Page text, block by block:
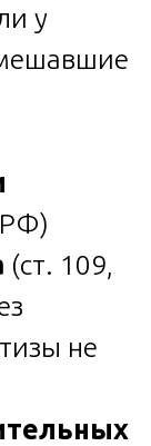
у
РФ)
(ст. 109,
не